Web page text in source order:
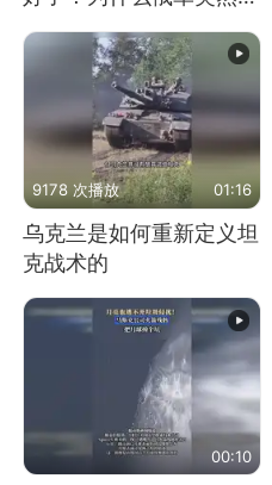
9178 次播放 01:16
乌克兰是如何重新定义坦
克战术的
00:10